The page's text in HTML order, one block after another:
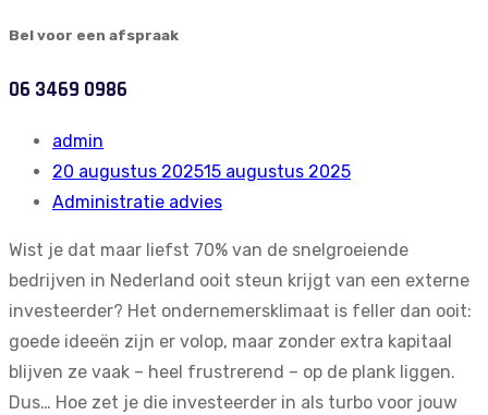
Bel voor een afspraak
06 3469 0986
admin
20 augustus 202515 augustus 2025
Administratie advies
Wist je dat maar liefst 70% van de snelgroeiende
bedrijven in Nederland ooit steun krijgt van een externe
investeerder? Het ondernemersklimaat is feller dan ooit:
goede ideeën zijn er volop, maar zonder extra kapitaal
blijven ze vaak – heel frustrerend – op de plank liggen.
Dus… Hoe zet je die investeerder in als turbo voor jouw